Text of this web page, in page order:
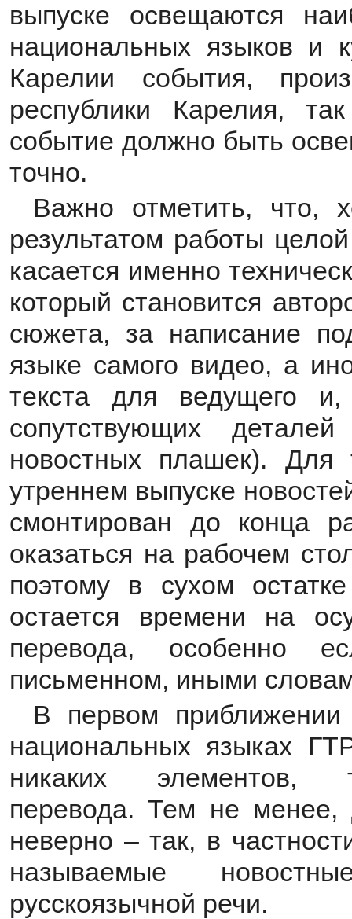
выпуске освещаются
национальных языков и
Карелии события,
республики Карелия,
событие должно быть
точно.
Важно отметить, что,
результатом работы
касается именно
который становится
сюжета, за написание
языке самого видео, а
текста для ведущего
сопутствующих
новостных плашек).
утреннем выпуске
смонтирован до конца
оказаться на рабочем
поэтому в сухом
остается времени на
перевода, особенно
письменном, иными
В первом
национальных языках
никаких элементов,
перевода. Тем не менее,
неверно – так, в
называемые
русскоязычной речи.